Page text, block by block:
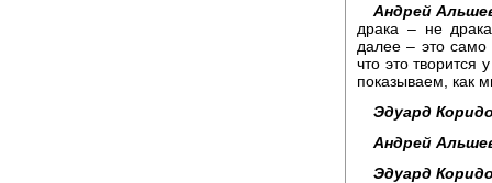
Андрей
драка – не
далее – это
что это
показываем, как
Эдуард
Андрей
Эдуард